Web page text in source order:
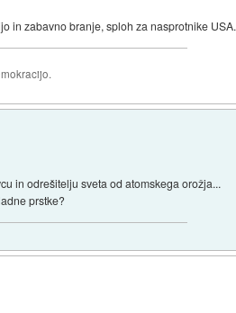
in zabavno branje, sploh za nasprotnike USA.
in odrešitelju sveta od atomskega orožja...
prstke?